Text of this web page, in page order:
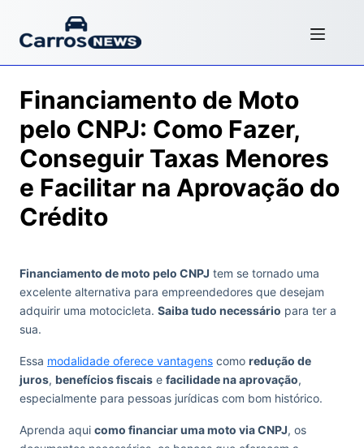
Financiamento de Moto
pelo CNPJ: Como Fazer,
Conseguir Taxas Menores
e Facilitar na Aprovação do
Crédito
Financiamento de moto pelo CNPJ tem se tornado uma
excelente alternativa para empreendedores que desejam
adquirir uma motocicleta. Saiba tudo necessário para ter a
sua.
Essa modalidade oferece vantagens como redução de
juros, benefícios fiscais e facilidade na aprovação,
especialmente para pessoas jurídicas com bom histórico.
Aprenda aqui como financiar uma moto via CNPJ, os